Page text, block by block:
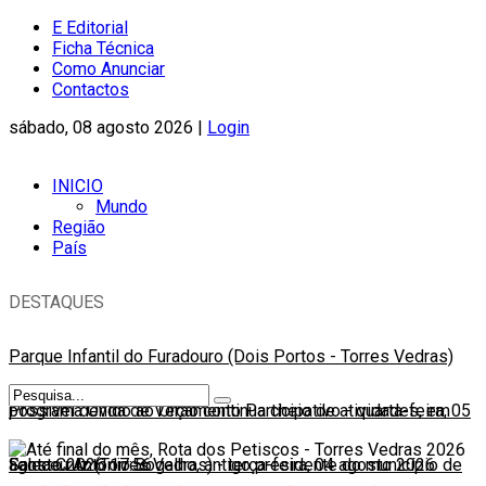
E Editorial
Ficha Técnica
Como Anunciar
Contactos
sábado, 08 agosto 2026 | Login
INICIO
Mundo
Região
País
DESTAQUES
Parque Infantil do Furadouro (Dois Portos - Torres Vedras)
possível devido ao Orçamento Participativo-quarta-feira, 05
agosto 2026 17:56
Programa Onda de Verão continua cheio de atividades, em
Santa Cruz (Torres Vedras)-terça-feira, 04 agosto 2026
Faleceu António Bogalho, antigo presidente do município de